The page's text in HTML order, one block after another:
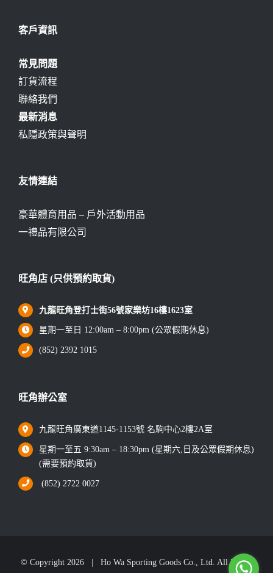
客戶資訊
常見問題
訂貨流程
聯絡我們
最新消息
私隱政策與聲明
友情連結
豪華體育用品 – 戶外活動用品
一禮品有限公司
旺角店 (只供預約取貨)
九龍旺角登打士街56號家樂坊16樓1623室
星期一至日 12:00am – 8:00pm (公眾假期休息)
(852) 2392 1015
旺角辦公室
九龍旺角廣東道1145-1153號 名駒中心2樓2A室
星期一至五 9:30am – 18:30pm (星期六,日及公眾假期休息)
(需要預約取貨)
(852) 2722 0027
© Copyright 2026 | Ho Wa Sporting Goods Co., Ltd. All Rights